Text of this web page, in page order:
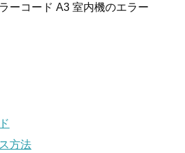
ーコード A3 室内機のエラー
方法